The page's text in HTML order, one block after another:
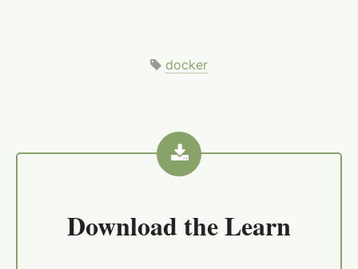
docker
Download theLearn